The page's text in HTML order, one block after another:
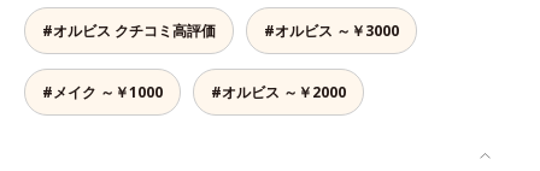
#オルビス クチコミ高評価 #オルビス ～￥3000
#メイク ～￥1000 #オルビス ～￥2000